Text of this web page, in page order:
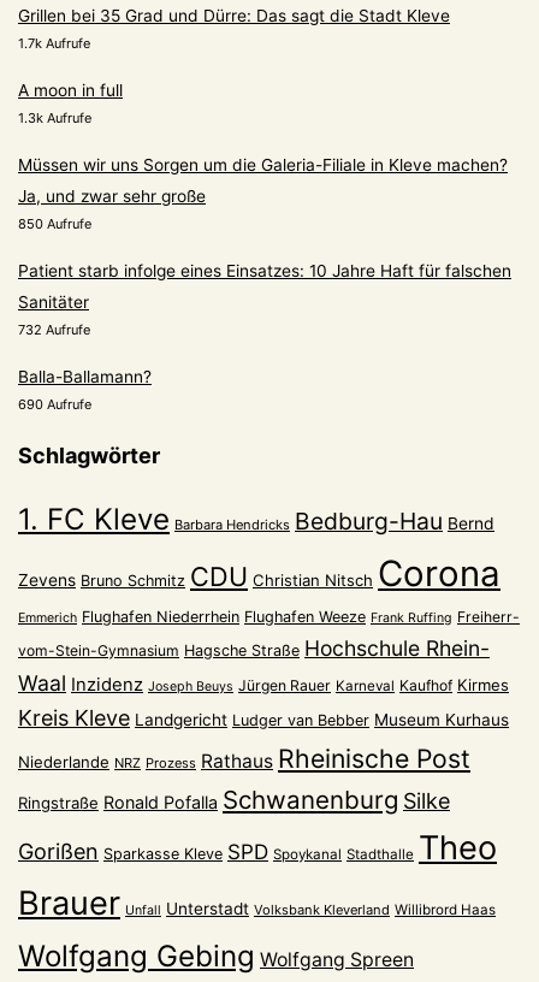
Grillen bei 35 Grad und Dürre: Das sagt die Stadt Kleve
1.7k Aufrufe
A moon in full
1.3k Aufrufe
Müssen wir uns Sorgen um die Galeria-Filiale in Kleve machen?
Ja, und zwar sehr große
850 Aufrufe
Patient starb infolge eines Einsatzes: 10 Jahre Haft für falschen
Sanitäter
732 Aufrufe
Balla-Ballamann?
690 Aufrufe
Schlagwörter
1. FC Kleve Barbara Hendricks Bedburg-Hau Bernd
Zevens Bruno Schmitz CDU Christian Nitsch Corona
Emmerich Flughafen Niederrhein Flughafen Weeze Frank Ruffing Freiherr-
vom-Stein-Gymnasium Hagsche Straße Hochschule Rhein-
Waal Inzidenz Joseph Beuys Jürgen Rauer Karneval Kaufhof Kirmes
Kreis Kleve Landgericht Ludger van Bebber Museum Kurhaus
Niederlande NRZ Prozess Rathaus Rheinische Post
Ringstraße Ronald Pofalla Schwanenburg Silke
Gorißen Sparkasse Kleve SPD Spoykanal Stadthalle Theo
Brauer Unfall Unterstadt Volksbank Kleverland Willibrord Haas
Wolfgang Gebing Wolfgang Spreen